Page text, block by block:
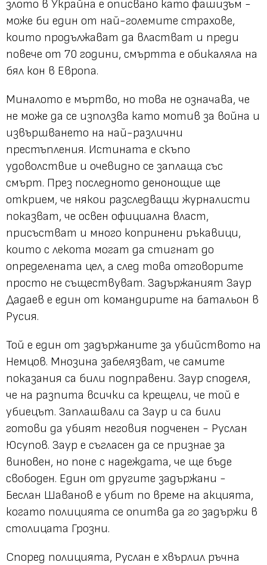
злото в Украйна е описвано като фашизъм -
може би един от най-големите страхове,
които продължават да властват и преди
повече от 70 години, смъртта е обикаляла на
бял кон в Европа.
Миналото е мъртво, но това не означава, че
не може да се използва като мотив за война и
извършването на най-различни
престъпления. Истината е скъпо
удоволствие и очевидно се заплаща със
смърт. През последното денонощие ще
открием, че някои разследващи журналисти
показват, че освен официална власт,
присъстват и много копринени ръкавици,
които с лекота могат да стигнат до
определената цел, а след това отговорите
просто не съществуват. Задържаният Заур
Дадаев е един от командирите на батальон в
Русия.
Той е един от задържаните за убийството на
Немцов. Мнозина забелязват, че самите
показания са били подправени. Заур споделя,
че на разпита всички са крещели, че той е
убиецът. Заплашвали са Заур и са били
готови да убият неговия подченен - Руслан
Юсупов. Заур е съгласен да се признае за
виновен, но поне с надеждата, че ще бъде
свободен. Един от другите задържани -
Беслан Шаванов е убит по време на акцията,
когато полицията се опитва да го задържи в
столицата Грозни.
Според полицията, Руслан е хвърлил ръчна